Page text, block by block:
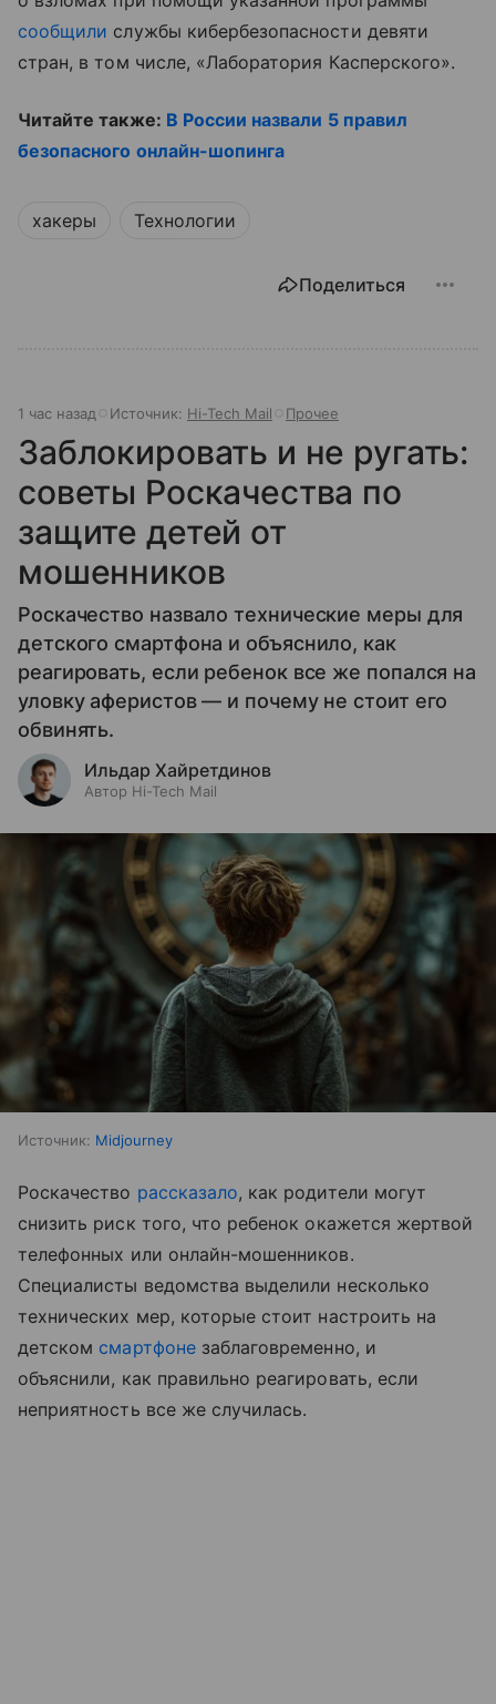
сообщили службы кибербезопасности девяти
стран, в том числе, «Лаборатория Касперского».
Читайте также: В России назвали 5 правил
безопасного онлайн-шопинга
хакеры Технологии
Поделиться
1 час назад Источник: Hi-Tech Mail Прочее
Заблокировать и не ругать:
советы Роскачества по
защите детей от
мошенников
Роскачество назвало технические меры для
детского смартфона и объяснило, как
реагировать, если ребенок все же попался на
уловку аферистов — и почему не стоит его
обвинять.
Ильдар Хайретдинов
Автор Hi-Tech Mail
Источник: Midjourney
Роскачество рассказало, как родители могут
снизить риск того, что ребенок окажется жертвой
телефонных или онлайн-мошенников.
Специалисты ведомства выделили несколько
технических мер, которые стоит настроить на
детском смартфонезаблаговременно, и
объяснили, как правильно реагировать, если
неприятность все же случилась.